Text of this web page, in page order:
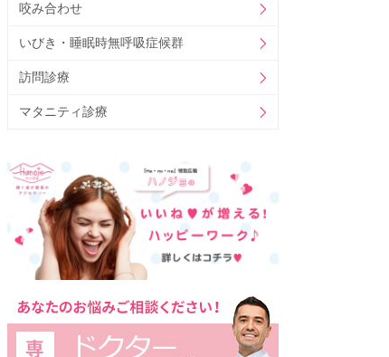
咬み合わせ
いびき・睡眠時無呼吸症候群
訪問診療
マタニティ診療